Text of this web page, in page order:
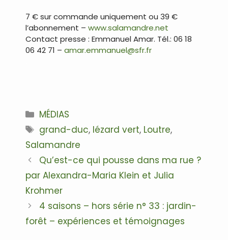
7 € sur commande uniquement ou 39 €
l’abonnement – www.salamandre.net
Contact presse : Emmanuel Amar. Tél.: 06 18
06 42 71 – amar.emmanuel@sfr.fr
Catégories
MÉDIAS
Étiquettes
grand-duc, lézard vert, Loutre,
Salamandre
Navigation
des
articles
Qu’est-ce qui pousse dans ma rue ?
par Alexandra-Maria Klein et Julia
Krohmer
4 saisons – hors série n° 33 : jardin-
forêt – expériences et témoignages